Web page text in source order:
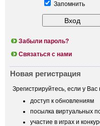
Запомнить
Забыли пароль?
Связаться с нами
Новая регистрация
Зрегистрируйтесь, если у
доступ к обновлениям
посылка виртуальных
участие в играх и